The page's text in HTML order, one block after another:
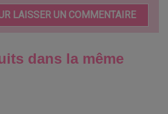
LAISSER UN COMMENTAIRE
dans la même